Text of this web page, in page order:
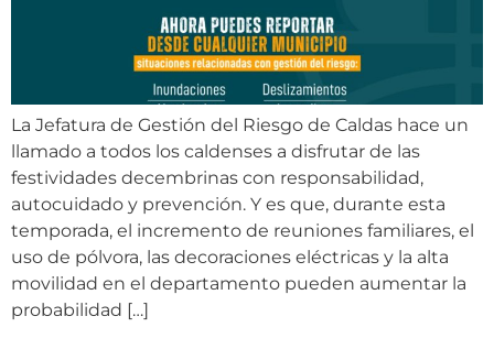
La Jefatura de Gestión del Riesgo de Caldas hace un
llamado a todos los caldenses a disfrutar de las
festividades decembrinas con responsabilidad,
autocuidado y prevención. Y es que, durante esta
temporada, el incremento de reuniones familiares, el
uso de pólvora, las decoraciones eléctricas y la alta
movilidad en el departamento pueden aumentar la
probabilidad […]